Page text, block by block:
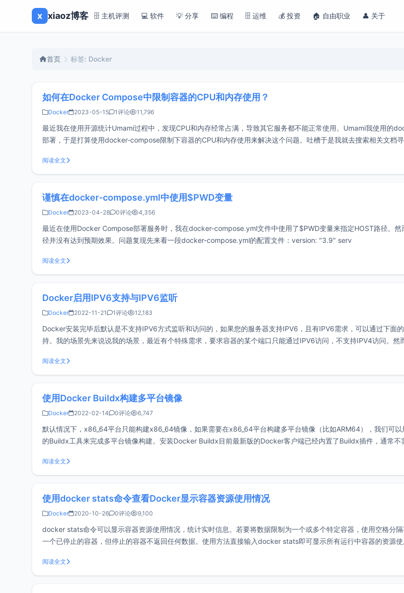
x xiaoz博客 🗄️ 主机评测 💻 软件 💡 分享 ⌨️ 编程 🗄️ 运维 💰 投资 🏠 自由职业 👤 关于
首页 标签: Docker
如何在Docker Compose中限制容器的CPU和内存使用？
Docker 2023-05-15 1评论 11,796
最近我在使用开源统计Umami过程中，发现CPU和内存经常占满，导致其它服务都不能正常使用。Umami我使用的
部署，于是打算使用docker-compose限制下容器的CPU和内存使用来解决这个问题。吐槽于是我就去搜索相关文档
阅读全文
谨慎在docker-compose.yml中使用$PWD变量
Docker 2023-04-28 0评论 4,356
最近在使用Docker Compose部署服务时，我在docker-compose.yml文件中使用了$PWD变量来指定HOST路径。然
径并没有达到预期效果。问题复现先来看一段docker-compose.yml的配置文件：version: "3.9" serv
阅读全文
Docker启用IPV6支持与IPV6监听
Docker 2022-11-21 1评论 12,183
Docker安装完毕后默认是不支持IPV6方式监听和访问的，如果您的服务器支持IPV6，且有IPV6需求，可以通过下面
持。我的场景先来说说我的场景，最近有个特殊需求，要求容器的某个端口只能通过IPV6访问，不支持IPV4访问。然
阅读全文
使用Docker Buildx构建多平台镜像
Docker 2022-02-14 0评论 6,747
默认情况下，x86_64平台只能构建x86_64镜像，如果需要在x86_64平台构建多平台镜像（比如ARM64），我们可
的Buildx工具来完成多平台镜像构建。安装Docker Buildx目前最新版的Docker客户端已经内置了Buildx插件，通常不
阅读全文
使用docker stats命令查看Docker显示容器资源使用情况
Docker 2020-10-26 0评论 9,100
docker stats命令可以显示容器资源使用情况，统计实时信息。若要将数据限制为一个或多个特定容器，使用空格分
一个已停止的容器，但停止的容器不返回任何数据。使用方法直接输入docker stats即可显示所有运行中容器的资源
阅读全文